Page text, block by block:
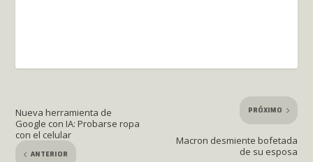
Nueva herramienta de
Google con IA: Probarse ropa
con el celular
ANTERIOR
PRÓXIMO
Macron desmiente bofetada
de su esposa